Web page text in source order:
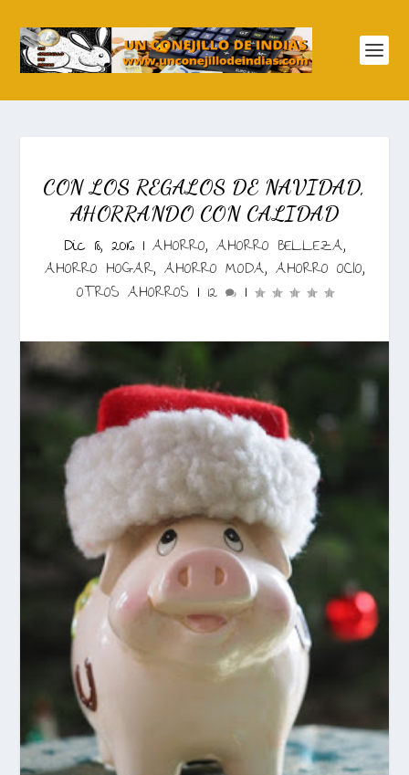
CON LOS REGALOS DE NAVIDAD,
AHORRANDO CON CALIDAD
Dic 18, 2016| AHORRO, AHORRO BELLEZA,
AHORRO HOGAR, AHORRO MODA, AHORRO OCIO,
OTROS AHORROS | 12 |